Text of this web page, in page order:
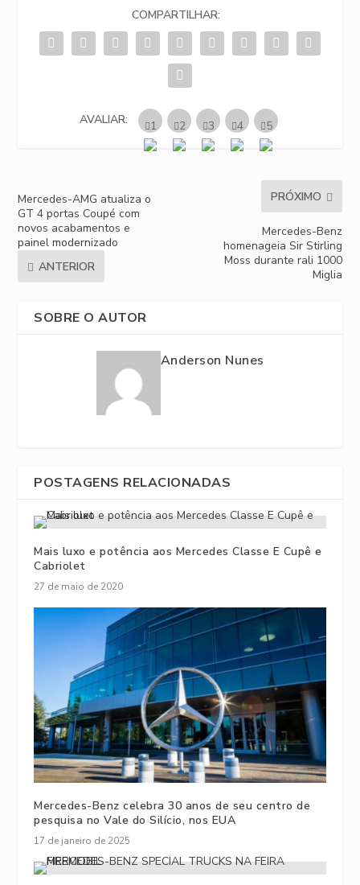
COMPARTILHAR:
AVALIAR:
Mercedes-AMG atualiza o
GT 4 portas Coupé com
novos acabamentos e
painel modernizado
ANTERIOR
PRÓXIMO
Mercedes-Benz
homenageia Sir Stirling
Moss durante rali 1000
Miglia
SOBRE O AUTOR
Anderson Nunes
POSTAGENS RELACIONADAS
Mais luxo e potência aos Mercedes Classe E Cupê e
Cabriolet
27 de maio de 2020
Mercedes-Benz celebra 30 anos de seu centro de
pesquisa no Vale do Silício, nos EUA
17 de janeiro de 2025